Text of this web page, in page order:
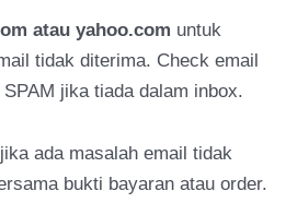
atau yahoo.com untuk
tidak diterima. Check email
jika tiada dalam inbox.
ada masalah email tidak
bukti bayaran atau order.